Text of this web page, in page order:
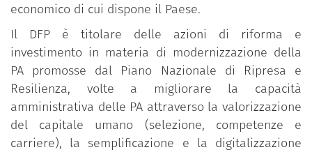
economico di cui dispone il Paese.
Il DFP è titolare delle azioni di riforma e
investimento in materia di modernizzazione della
PA promosse dal Piano Nazionale di Ripresa e
Resilienza, volte a migliorare la capacità
amministrativa delle PA attraverso la valorizzazione
del capitale umano (selezione, competenze e
carriere), la semplificazione e la digitalizzazione